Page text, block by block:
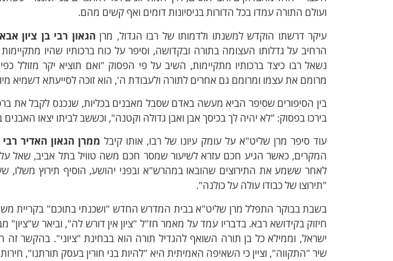
ועולם התורה עמדו בכל הדורות בניסיונות דומים ואף קשים מהם.
עיקר דרשתו הוקדש למשנתו ולדמותו של רבו הגדול, מרן הגאון רבי בן ציון
הרחיב על גדלותו העצומה בתורה ובקדושה, וסיפר על כוח ברכותיו שהיו
נשאל רבו כיצד ברכותיו מתקיימות, השיב על פי הפסוק "ואם תוציא יקר מזולל
מרומם את עצמו ומרומם גם אחרים לתורה ולעבודת ה', הוא זוכה לסייעתא דשמיא
בין הסיפורים שסיפר הביא מעשה באדם שסבל מאבנים בכליות, שנכנס לקבל את
בירכו בפסוק: "לא יהיה לך בכיסך אבן ואבן גדולה וקטנה", וכששב לביתו יצאו
עוד סיפר מרן שליט"א על עומק עיונו של רבו, אותו קיבל ממרן הגאון האדיר
המקרים, כאשר הגיע חכם עזרא לשיעור שמסר חכם משה טוויל בתל אביב, שאל על
לאחר ששמע את התירוצים שהובאו במהרש"א ובפני יהושע, הוסיף תירוץ משלו,
"תירוצו של כבודו עולה על כולנה".
בשבת בבוקר התפלל מרן שליט"א בבית המדרש החדש "ושכנתי בתוכם" בקריית
חיזוק בקידושא רבא. בדבריו עמד על מאמר חז"ל "ציון אין דורש לה", וביאר
ישראל, וממילא כל בן תורה השואף להגדיל תורה הוא בבחינת "ציוני". בהקשר
שיר "התקווה", וציין כי השאיפה האמיתית היא "להיות בני חורין בעסק תורתנו",